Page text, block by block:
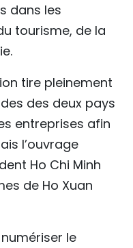
dans les
tourisme, de la
tire pleinement
des deux pays
entreprises afin
l’ouvrage
Ho Chi Minh
de Ho Xuan
le